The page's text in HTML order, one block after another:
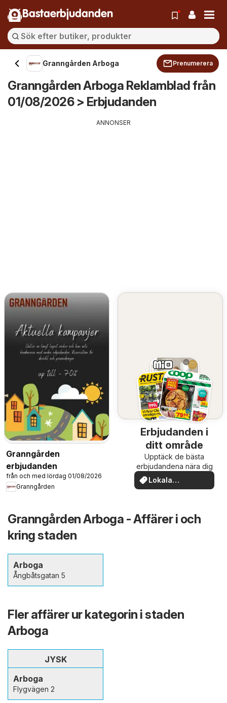
Bastaerbjudanden
Granngården Arboga Prenumerera
Granngården Arboga Reklamblad från
01/08/2026 > Erbjudanden
ANNONSER
Granngården
erbjudanden
från och med lördag 01/08/2026
Granngården
Erbjudanden i
ditt område
Upptäck de bästa
erbjudandena nära dig
Lokala
erbjudanden
Granngården Arboga - Affärer i och
kring staden
Arboga
Ångbåtsgatan 5
Fler affärer ur kategorin i staden
Arboga
JYSK
Arboga
Flygvägen 2